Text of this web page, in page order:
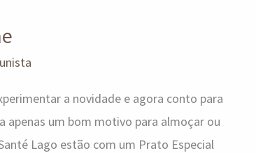
a novidade e agora conto para
apenas um bom motivo para almoçar ou
Lago estão com um Prato Especial